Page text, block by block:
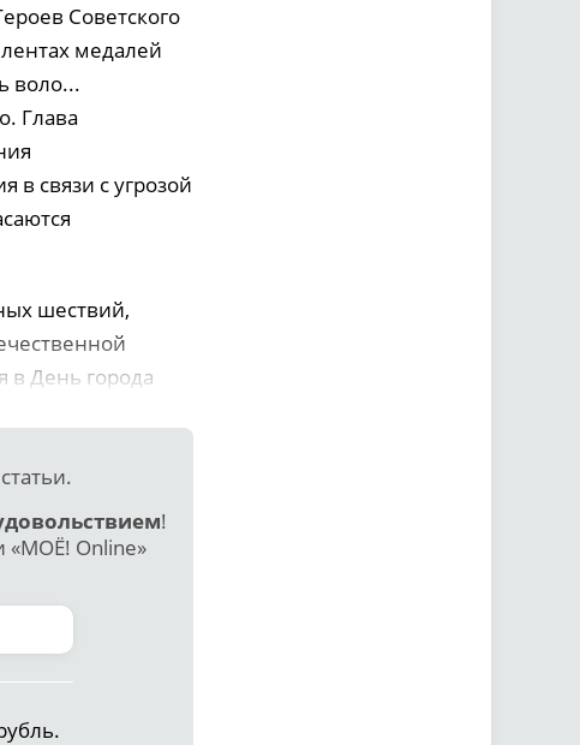
Советского
медалей
воло...
Глава
в связи с угрозой
шествий,
в День города
!
«МОЁ! Online»